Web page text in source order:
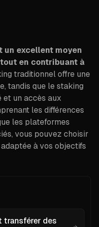
un excellent moyen
en contribuant à
traditionnel offre une
tandis que le staking
un accès aux
les différences
les plateformes
vous pouvez choisir
à vos objectifs
transférer des